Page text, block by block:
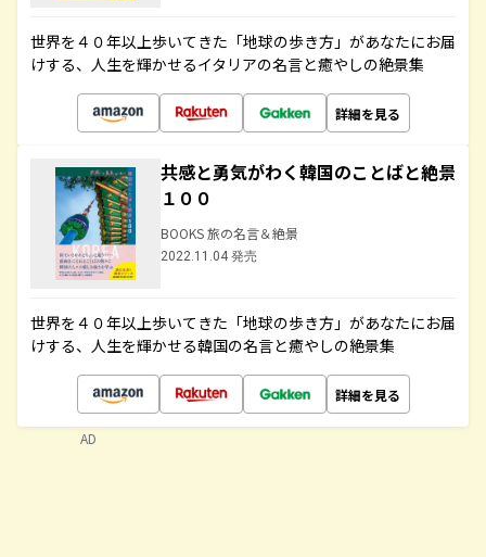
世界を４０年以上歩いてきた「地球の歩き方」があなたにお届
けする、人生を輝かせるイタリアの名言と癒やしの絶景集
詳細を見る
共感と勇気がわく韓国のことばと絶景
１００
BOOKS 旅の名言＆絶景
2022.11.04 発売
世界を４０年以上歩いてきた「地球の歩き方」があなたにお届
けする、人生を輝かせる韓国の名言と癒やしの絶景集
詳細を見る
AD